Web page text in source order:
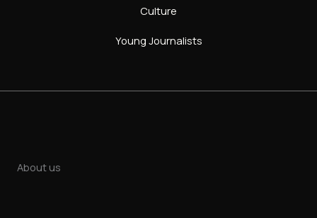
Culture
Young Journalists
About us